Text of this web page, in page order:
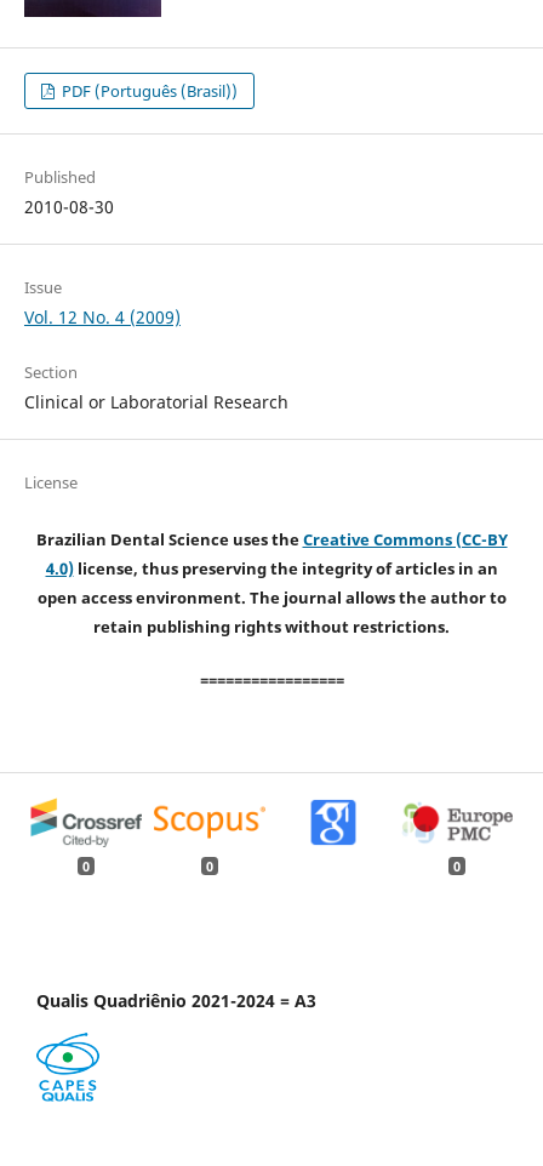
PDF (Português (Brasil))
Published
2010-08-30
Issue
Vol. 12 No. 4 (2009)
Section
Clinical or Laboratorial Research
License
Brazilian Dental Science uses theCreative Commons (CC-BY
4.0)license, thus preserving the integrity of articles in an
open access environment. The journal allows the author to
retain publishing rights without restrictions.
=================
0 0 0
Qualis Quadriênio 2021-2024 = A3